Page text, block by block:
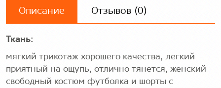
Описание Отзывов (0)
Ткань:
мягкий трикотаж хорошего качества, легкий
приятный на ощупь, отлично тянется, женский
свободный костюм футболка и шорты с